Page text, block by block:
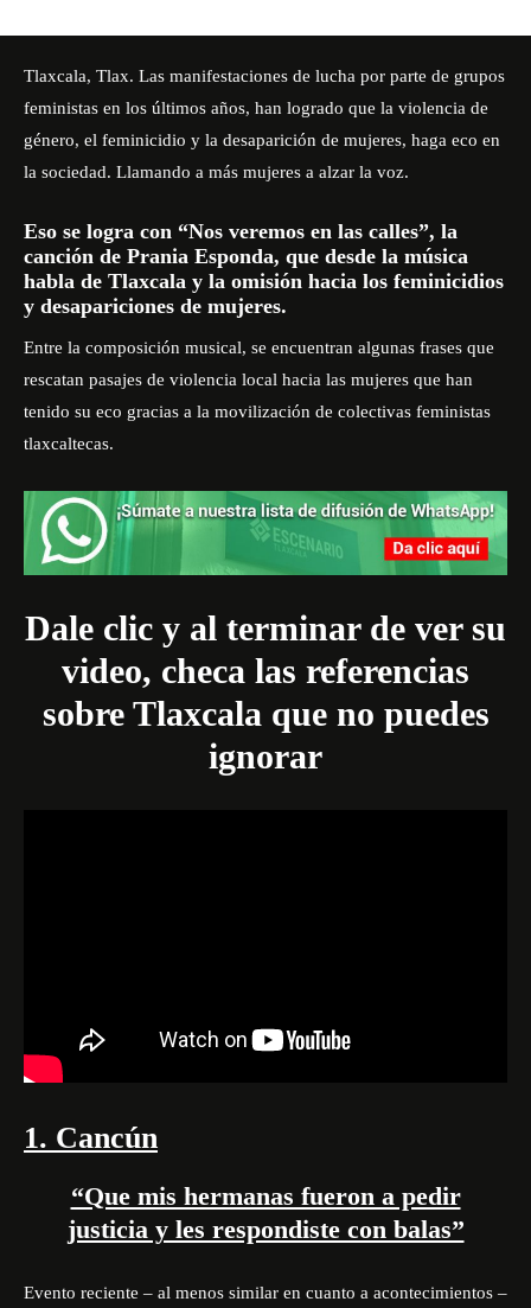
Tlaxcala, Tlax. Las manifestaciones de lucha por parte de grupos
feministas en los últimos años, han logrado que la violencia de
género, el feminicidio y la desaparición de mujeres, haga eco en
la sociedad. Llamando a más mujeres a alzar la voz.
Eso se logra con “Nos veremos en las calles”, la
canción de Prania Esponda, que desde la música
habla de Tlaxcala y la omisión hacia los feminicidios
y desapariciones de mujeres.
Entre la composición musical, se encuentran algunas frases que
rescatan pasajes de violencia local hacia las mujeres que han
tenido su eco gracias a la movilización de colectivas feministas
tlaxcaltecas.
Dale clic y al terminar de ver su
video, checa las referencias
sobre Tlaxcala que no puedes
ignorar
1. Cancún
“Que mis hermanas fueron a pedir
justicia y les respondiste con balas”
Evento reciente – al menos similar en cuanto a acontecimientos –